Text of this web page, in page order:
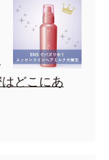
どこにあ